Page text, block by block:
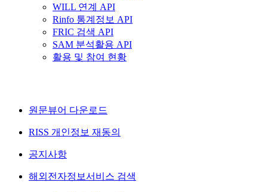
WILL 연계 API
Rinfo 통계정보 API
FRIC 검색 API
SAM 분석활용 API
활용 및 참여 현황
원문뷰어 다운로드
RISS 개인정보 재동의
공지사항
해외전자정보서비스 검색